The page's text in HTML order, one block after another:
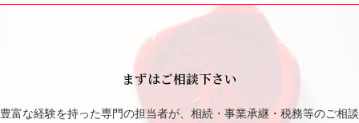
まずはご相談下さい
豊富な経験を持った専門の担当者が、相続・事業承継・税務等のご相談